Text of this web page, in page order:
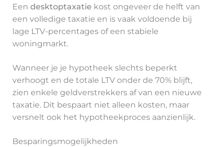
Een desktoptaxatie kost ongeveer de helft van
een volledige taxatie en is vaak voldoende bij
lage LTV-percentages of een stabiele
woningmarkt.
Wanneer je je hypotheek slechts beperkt
verhoogt en de totale LTV onder de 70% blijft,
zien enkele geldverstrekkers af van een nieuwe
taxatie. Dit bespaart niet alleen kosten, maar
versnelt ook het hypotheekproces aanzienlijk.
Besparingsmogelijkheden